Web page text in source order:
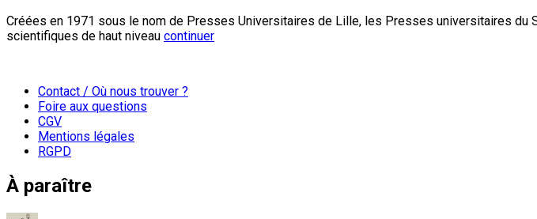
Créées en 1971 sous le nom de Presses Universitaires de Lille, les Presses universitaires du
scientifiques de haut niveau continuer
Contact / Où nous trouver ?
Foire aux questions
CGV
Mentions légales
RGPD
À paraître